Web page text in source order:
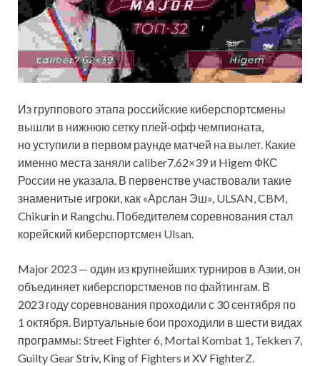
Из группового этапа российские киберспортсмены
вышли в нижнюю сетку плей‑офф чемпионата,
но уступили в первом раунде матчей на вылет. Какие
именно места заняли caliber7.62×39 и Higem ФКС
России не указала. В первенстве участвовали такие
знаменитые игроки, как «Арслан Эш», ULSAN, CBM,
Chikurin и Rangchu. Победителем соревнования стал
корейский киберспортсмен Ulsan.
Major 2023 — один из крупнейших турниров в Азии, он
объединяет киберспорстменов по файтингам. В
2023 году соревнования проходили с 30 сентября по
1 октября. Виртуальные бои проходили в шести видах
программы: Street Fighter 6, Mortal Kombat 1, Tekken 7,
Guilty Gear Striv, King of Fighters и XV FighterZ.